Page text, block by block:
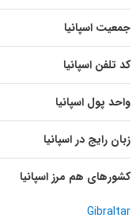
جمعیت اسپانیا
کد تلفن اسپانیا
واحد پول اسپانیا
زبان رایج در اسپانیا
کشورهای هم مرز اسپانیا
Gibraltar